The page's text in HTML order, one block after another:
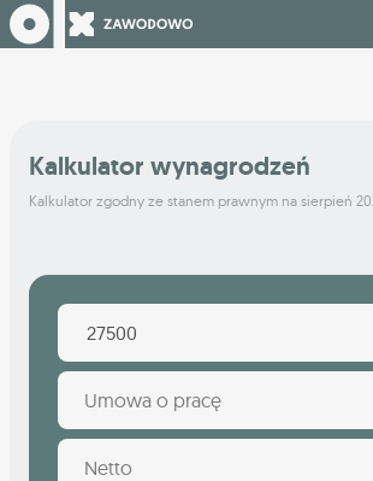
Kalkulator wynagrodzeń
Kalkulator zgodny ze stanem prawnym na sierpień
Umowa o pracę
Netto